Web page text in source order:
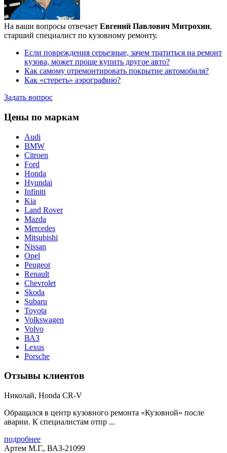
На ваши вопросы отвечает Евгений Павлович Митрохин,
старший специалист по кузовному ремонту.
Если повреждения серьезные, зачем тратиться на ремонт
кузова, может проще купить другое авто?
Как самому отремонтировать покрытие автомобиля?
Как «стереть» аэрографию?
Задать вопрос
Цены по маркам
Audi
BMW
Citroen
Ford
Honda
Hyundai
Infiniti
Kia
Land Rover
Mazda
Mercedes
Mitsubishi
Nissan
Opel
Peugeot
Renault
Chevrolet
Skoda
Subaru
Toyota
Volkswagen
Volvo
ВАЗ
Lexus
Porsche
Отзывы клиентов
Николай, Honda CR-V
Обращался в центр кузовного ремонта «Кузовной» после
аварии. К специалистам отпр ...
подробнее
Артем М.Г., ВАЗ-21099